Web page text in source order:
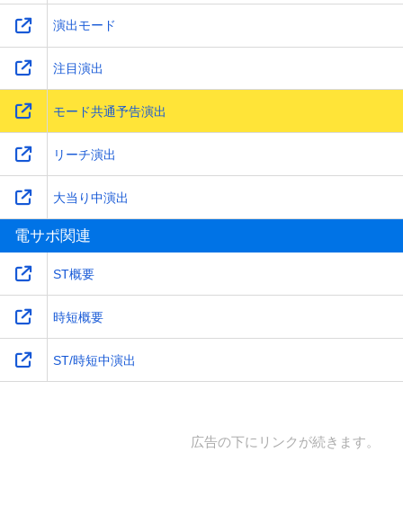
演出モード
注目演出
モード共通予告演出
リーチ演出
大当り中演出
電サポ関連
ST概要
時短概要
ST/時短中演出
広告の下にリンクが続きます。